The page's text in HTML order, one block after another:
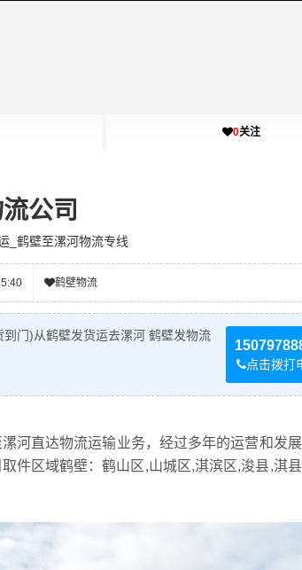
0关注
公司
_鹤壁至漯河物流专线
鹤壁物流
点击拨打
门)从鹤壁发货运去漯河 鹤壁发物流
河直达物流运输业务，经过多年的运营和发
件区域鹤壁：鹤山区,山城区,淇滨区,浚县,淇